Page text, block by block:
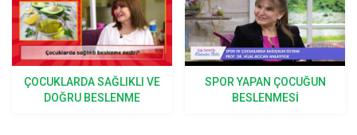
ÇOCUKLARDA SAĞLIKLI VE
DOĞRU BESLENME
SPOR YAPAN ÇOCUĞUN
BESLENMESI